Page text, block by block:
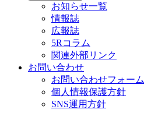
お知らせ一覧
情報誌
広報誌
5Rコラム
関連外部リンク
お問い合わせ
お問い合わせフォーム
個人情報保護方針
SNS運用方針